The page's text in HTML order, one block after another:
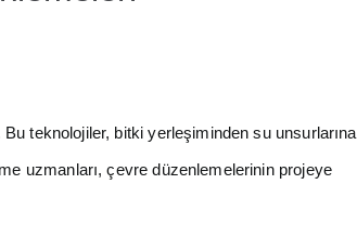
teknolojiler, bitki yerleşiminden su unsurlarına
uzmanları, çevre düzenlemelerinin projeye